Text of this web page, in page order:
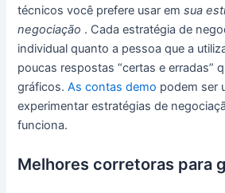
técnicos você prefere usar emsua
negociação . Cada estratégia de
individual quanto a pessoa que a
poucas respostas “certas e erradas”
gráficos.As contas demo podem ser
experimentar estratégias de
funciona.
Melhores corretoras para